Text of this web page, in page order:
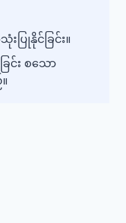
ြုနိုင်ခြင်း။
း စသော